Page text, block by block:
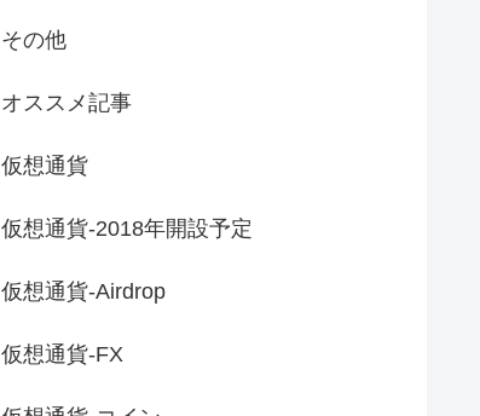
その他
オススメ記事
仮想通貨
仮想通貨-2018年開設予定
仮想通貨-Airdrop
仮想通貨-FX